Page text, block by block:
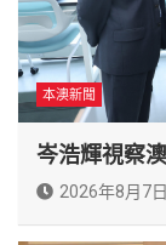
本澳新聞
岑浩輝視察
2026年8月7日